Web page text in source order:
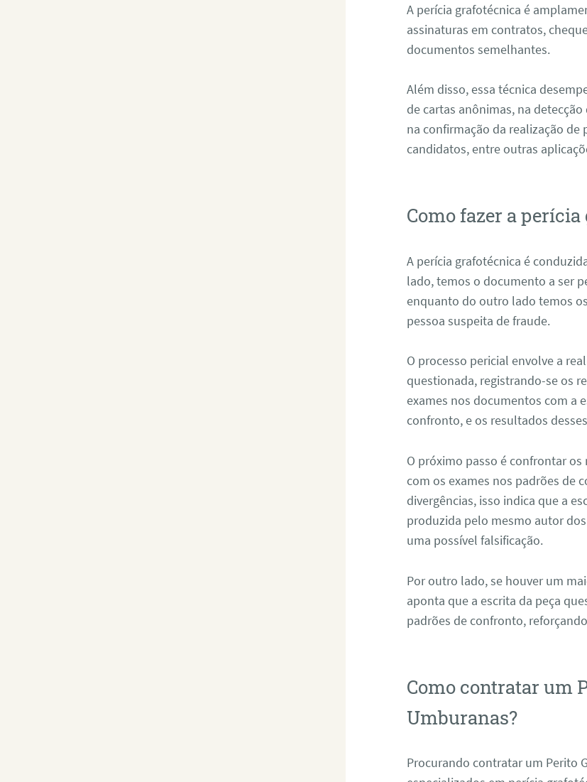
A perícia grafotécnica é
assinaturas em contratos,
documentos semelhantes.
Além disso, essa técnica
de cartas anônimas, na
na confirmação da realização
candidatos, entre outras
Como fazer a
A perícia grafotécnica é
lado, temos o documento a ser
enquanto do outro lado temos
pessoa suspeita de fraude.
O processo pericial envolve a
questionada, registrando-se os
exames nos documentos com a
confronto, e os resultados
O próximo passo é confrontar
com os exames nos padrões de
divergências, isso indica que a
produzida pelo mesmo autor
uma possível falsificação.
Por outro lado, se houver um
aponta que a escrita da peça
padrões de confronto,
Como contratar um
Umburanas?
Procurando contratar um Perito